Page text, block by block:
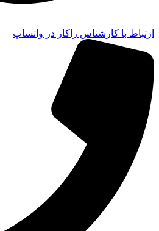
ارتباط با کارشناس راکار در واتساپ